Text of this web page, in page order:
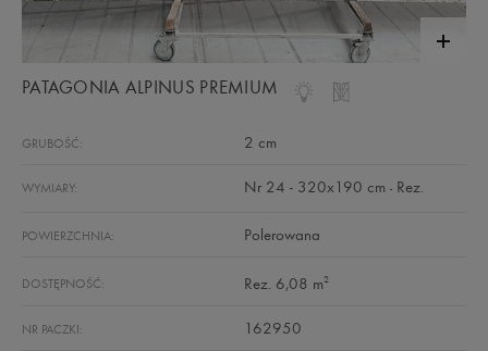
PATAGONIA ALPINUS PREMIUM
GRUBOŚĆ: 2 cm
WYMIARY: Nr 24 - 320x190 cm - Rez.
POWIERZCHNIA: Polerowana
DOSTĘPNOŚĆ: Rez. 6,08 m2
NR PACZKI: 162950